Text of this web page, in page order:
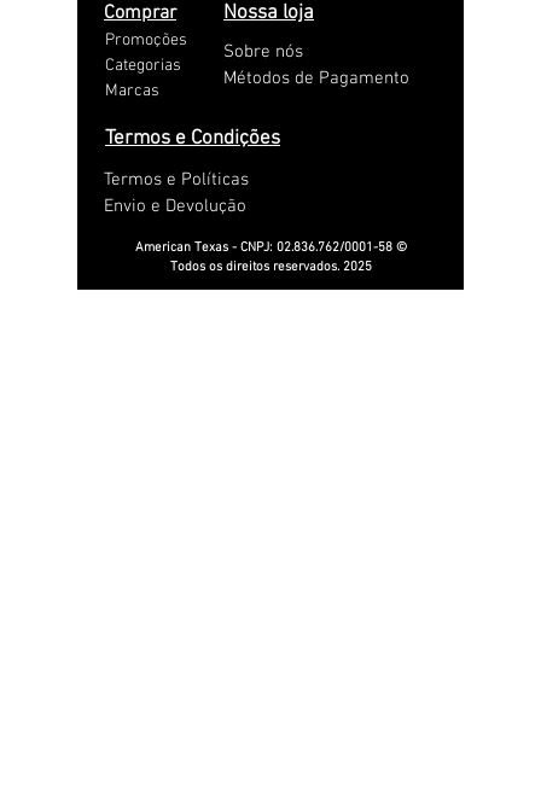
Comprar
Promoções
Categorias
Marcas
Nossa loja
Sobre nós
Métodos de Pagamento
Termos e Condições
Termos e Políticas
Envio e Devolução
American Texas - CNPJ: 02.836.762/0001-58 ©
Todos os direitos reservados. 2025